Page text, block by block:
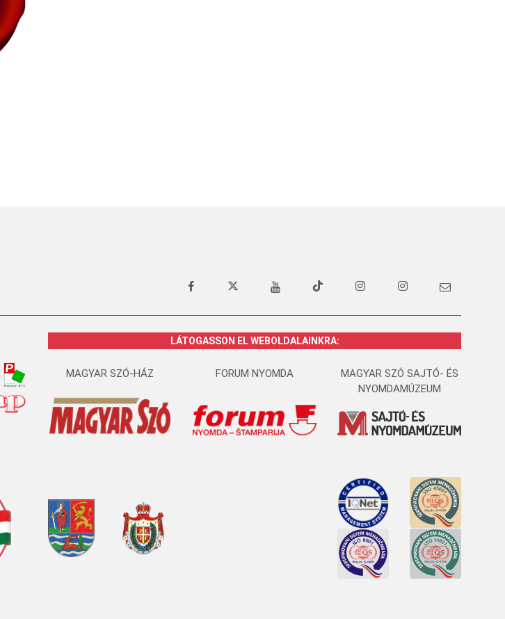
LÁTOGASSON EL WEBOLDALAINKRA:
MAGYAR SZÓ-HÁZ FORUM NYOMDA
MAGYAR SZÓ SAJTÓ- ÉS
NYOMDAMÚZEUM